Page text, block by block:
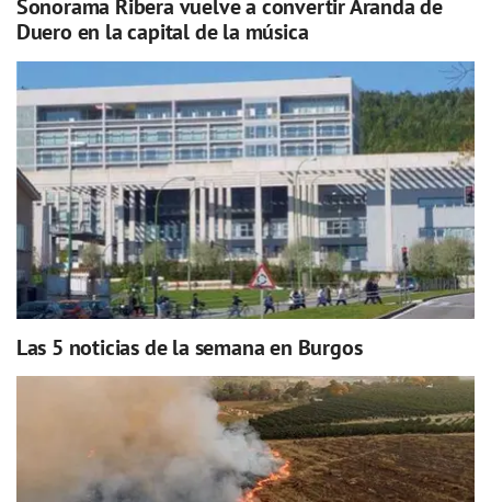
Sonorama Ribera vuelve a convertir Aranda de
Duero en la capital de la música
Las 5 noticias de la semana en Burgos